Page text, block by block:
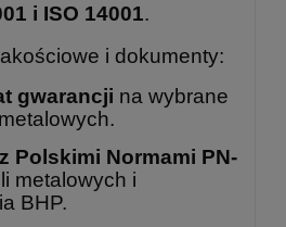
i ISO 14001.
i dokumenty:
gwarancji na wybrane
Polskimi Normami PN-
metalowych i
BHP.